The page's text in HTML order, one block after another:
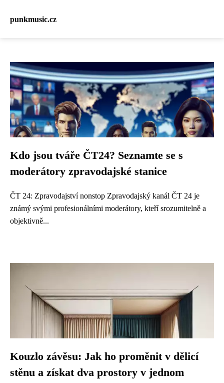
punkmusic.cz
Kdo jsou tváře ČT24? Seznamte se s
moderátory zpravodajské stanice
ČT 24: Zpravodajství nonstop Zpravodajský kanál ČT 24 je
známý svými profesionálními moderátory, kteří srozumitelně a
objektivně...
Kouzlo závěsu: Jak ho proměnit v dělicí
stěnu a získat dva prostory v jednom